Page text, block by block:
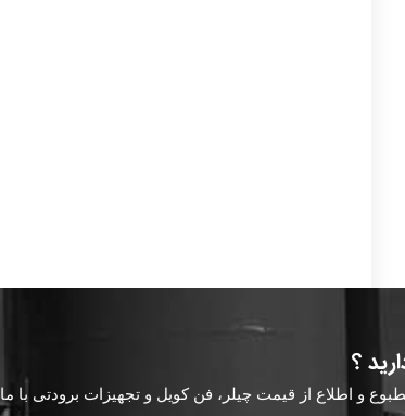
؟
و اطلاع از قیمت چیلر، فن کویل و تجهیزات برودتی با ما